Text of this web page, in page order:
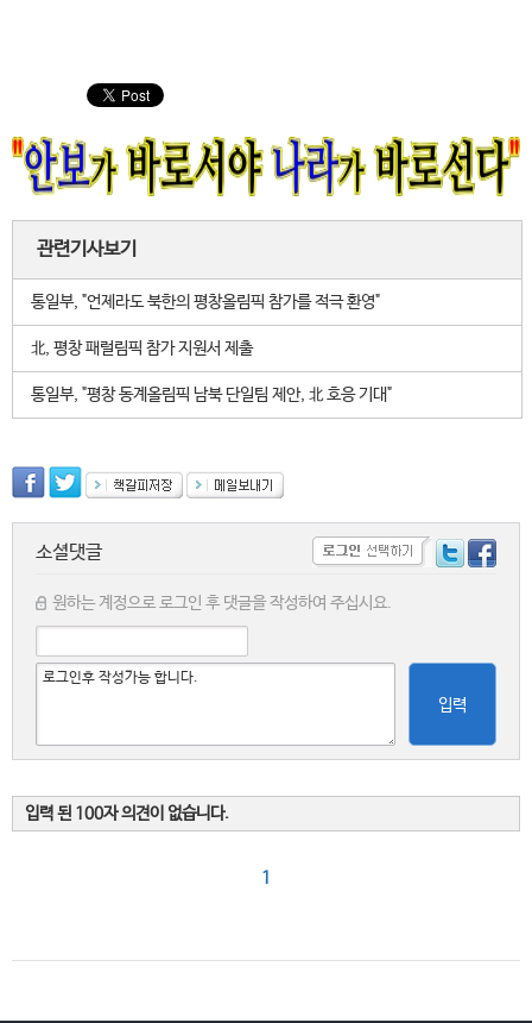
관련기사보기
통일부, "언제라도 북한의 평창올림픽 참가를 적극 환영"
北, 평창 패럴림픽 참가 지원서 제출
통일부, "평창 동계올림픽 남북 단일팀 제안, 北 호응 기대"
소셜댓글
원하는 계정으로 로그인 후 댓글을 작성하여 주십시요.
입력
입력 된 100자 의견이 없습니다.
1